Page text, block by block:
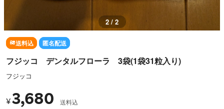
2 / 2
送料込 匿名配送
フジッコ デンタルフローラ 3袋(1袋31粒入り)
フジッコ
¥3,680 送料込